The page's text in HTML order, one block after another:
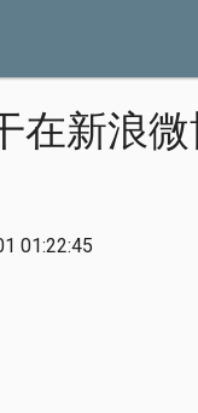
在新浪
01:22:45